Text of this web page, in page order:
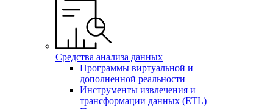
Средства анализа данных
Программы виртуальной и
дополненной реальности
Инструменты извлечения и
трансформации данных (ETL)